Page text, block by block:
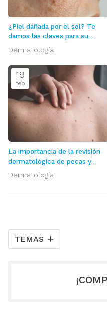
TEMAS
¿Piel dañada por el sol? Te
damos las claves para su
Dermatología
19
feb
La importancia de la revisión
dermatológica de pecas y
Dermatología